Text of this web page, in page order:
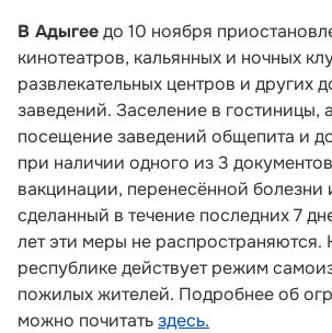
В Адыгеедо 10 ноября
кинотеатров, кальянных и ночных
развлекательных центров и других
заведений. Заселение в гостиницы,
посещение заведений общепита и
при наличии одного из 3
вакцинации, перенесённой болезни
сделанный в течение последних 7
лет эти меры не распространяются.
республике действует режим
пожилых жителей. Подробнее об
можно почитатьздесь.